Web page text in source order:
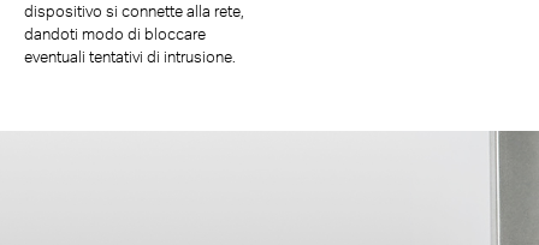
dispositivo si connette alla rete,
dandoti modo di bloccare
eventuali tentativi di intrusione.